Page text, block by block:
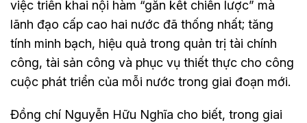
việc triển khai nội hàm “gắn kết chiến lược” mà
lãnh đạo cấp cao hai nước đã thống nhất; tăng
tính minh bạch, hiệu quả trong quản trị tài chính
công, tài sản công và phục vụ thiết thực cho công
cuộc phát triển của mỗi nước trong giai đoạn mới.
Đồng chí Nguyễn Hữu Nghĩa cho biết, trong giai